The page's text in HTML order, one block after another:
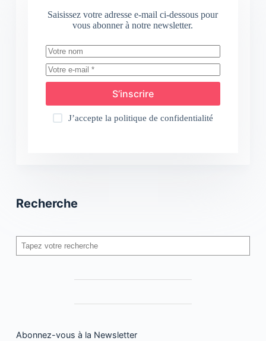
Saisissez votre adresse e-mail ci-dessous pour
vous abonner à notre newsletter.
S’inscrire
J’accepte la politique de confidentialité
Recherche
Rechercher
Abonnez-vous à la Newsletter